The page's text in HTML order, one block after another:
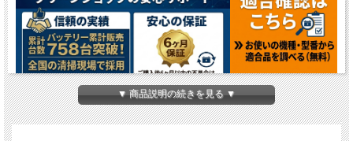
▼ 商品説明の続きを見る ▼